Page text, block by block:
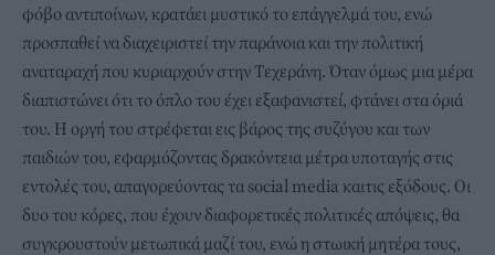
φόβο αντιποίνων, κρατάει μυστικό το επάγγελμά του, ενώ
προσπαθεί να διαχειριστεί την παράνοια και την πολιτική
αναταραχή που κυριαρχούν στην Τεχεράνη. Όταν όμως μια μέρα
διαπιστώνει ότι το όπλο του έχει εξαφανιστεί, φτάνει στα όριά
του. Η οργή του στρέφεται εις βάρος της συζύγου και των
παιδιών του, εφαρμόζοντας δρακόντεια μέτρα υποταγής στις
εντολές του, απαγορεύοντας τα social media καιτις εξόδους. Οι
δυο του κόρες, που έχουν διαφορετικές πολιτικές απόψεις, θα
συγκρουστούν μετωπικά μαζί του, ενώ η στωική μητέρα τους,